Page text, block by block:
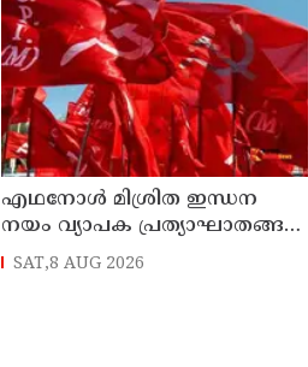
എഥനോള്‍ മിശ്രിത ഇന്ധന
നയം വ്യാപക പ്രത്യാഘാതങ്ങള്‍
സൃഷ്ടിക്കും:
പിന്‍വലിച്ചില്ലെങ്കില്‍ ജനകീയ
SAT,8 AUG 2026